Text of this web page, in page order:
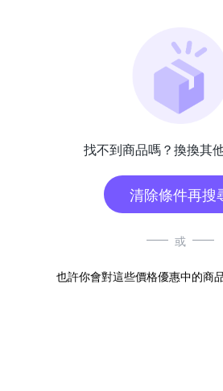
找不到商品嗎？換換其
清除條件再搜
或
也許你會對這些價格優惠中的商